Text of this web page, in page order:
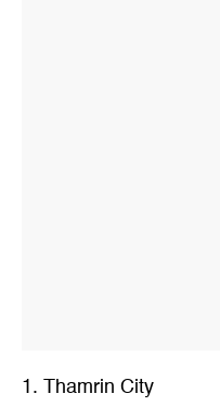
1. Thamrin City